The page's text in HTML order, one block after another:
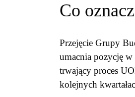
Co
Przejęcie Grupy
umacnia pozycję
trwający proces
kolejnych